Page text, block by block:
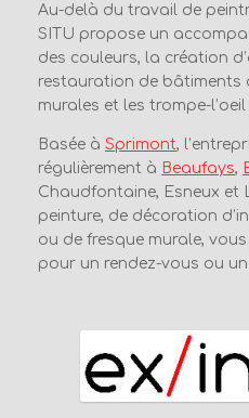
Au-delà du travail de
SITU propose un
des couleurs, la création
restauration de bâtiments
murales et les trompe-l’oeil
Basée à Sprimont,
régulièrement à Beaufays,
Chaudfontaine, Esneux et
peinture, de décoration
ou de fresque murale,
pour un rendez-vous ou